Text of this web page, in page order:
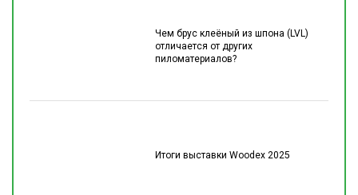
Чем брус клеёный из шпона (LVL)
отличается от других
пиломатериалов?
Итоги выставки Woodex 2025